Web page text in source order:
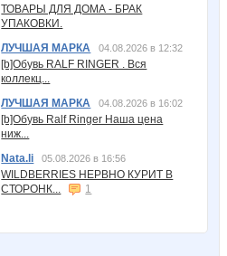
ТОВАРЫ ДЛЯ ДОМА - БРАК
УПАКОВКИ.
ЛУЧШАЯ МАРКА
04.08.2026 в 12:32
[b]Обувь RALF RINGER . Вся
коллекц...
ЛУЧШАЯ МАРКА
04.08.2026 в 16:02
[b]Обувь Ralf Ringer Наша цена
ниж...
Nata.li
05.08.2026 в 16:56
WILDBERRIES НЕРВНО КУРИТ В
СТОРОНК...
1